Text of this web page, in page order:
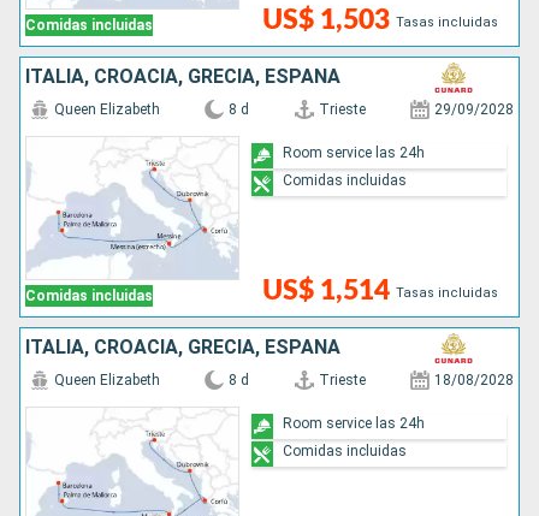
Comidas incluidas US$ 1,503 Tasas incluidas
ITALIA, CROACIA, GRECIA, ESPAÑA
Comidas incluidas
Queen Elizabeth 8 d Trieste 29/09/2028
US$ 1,514 Tasas incluidas
Room service las 24h
Comidas incluidas
ITALIA, CROACIA, GRECIA, ESPAÑA
Queen Elizabeth 8 d Trieste 18/08/2028
Room service las 24h
Comidas incluidas